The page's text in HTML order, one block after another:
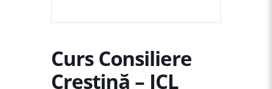
Curs Consiliere
Creştină – ICL